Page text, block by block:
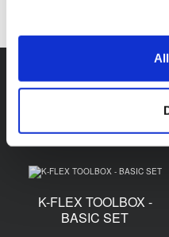
K-FLEX TOOLBOX -
BASIC SET